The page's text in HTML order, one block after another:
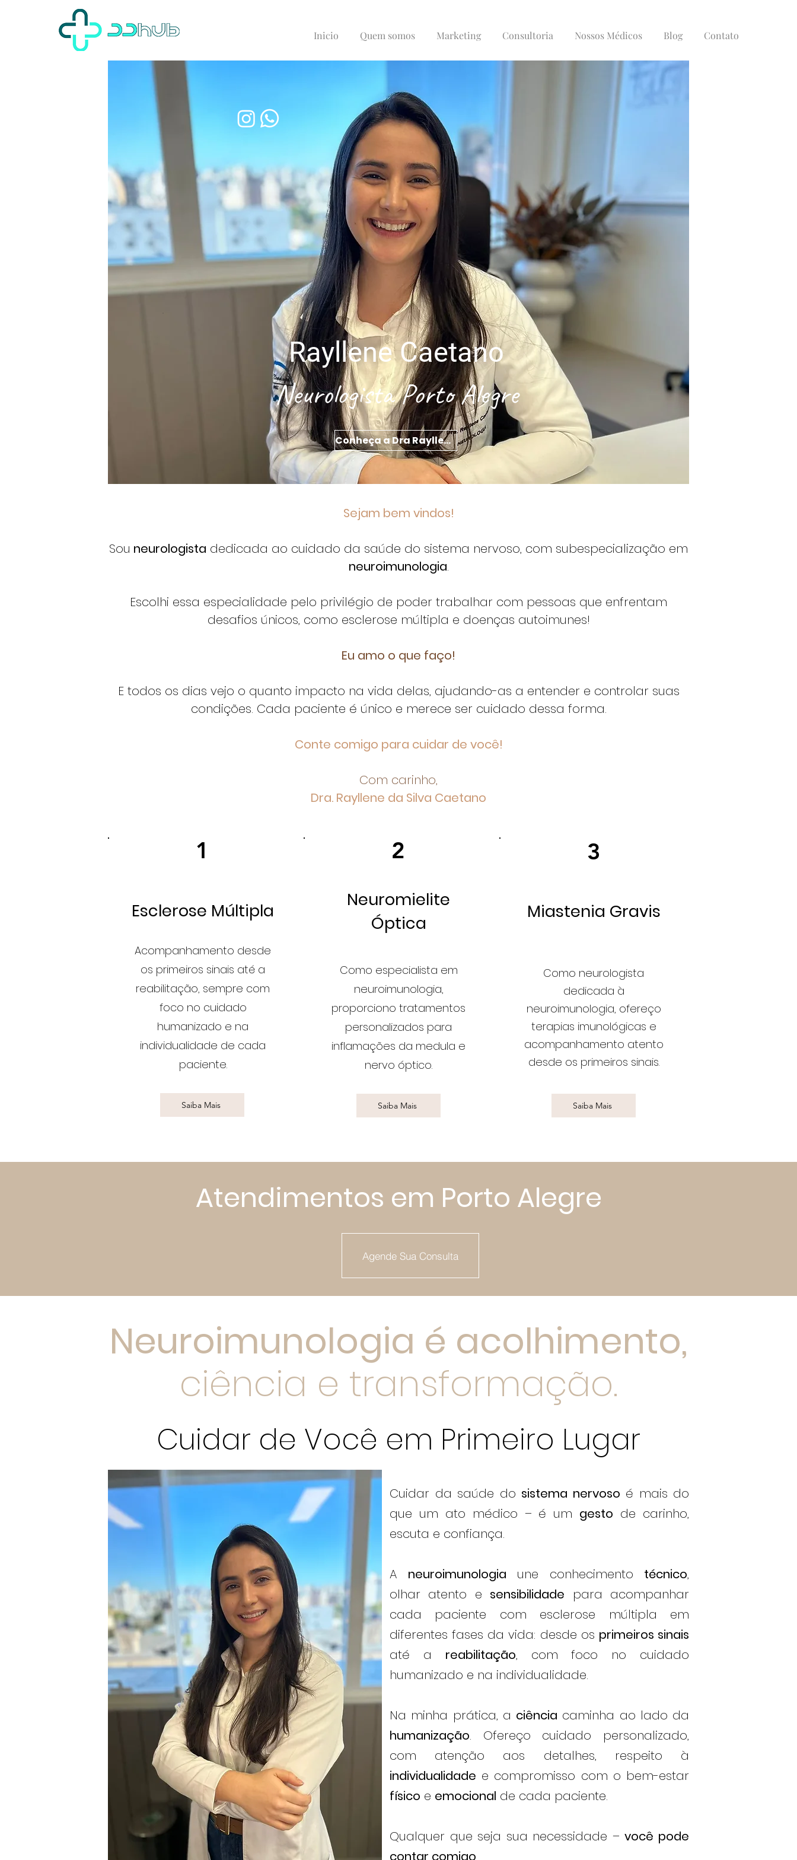
Inicio Quem somos Marketing Consultoria Nossos Médicos Blog Contato
Rayllene Caetano
Neurologista Porto Alegre
Conheça a Dra Rayllene
Sejam bem vindos!
Sou neurologista dedicada ao cuidado da saúde do sistema nervoso, com subespecialização em
neuroimunologia.
Escolhi essa especialidade pelo privilégio de poder trabalhar com pessoas que enfrentam
desafios únicos, como esclerose múltipla e doenças autoimunes!
Eu amo o que faço!
E todos os dias vejo o quanto impacto na vida delas, ajudando-as a entender e controlar suas
condições. Cada paciente é único e merece ser cuidado dessa forma.
Conte comigo para cuidar de você!
Com carinho,
Dra. Rayllene da Silva Caetano
1
Esclerose Múltipla
Acompanhamento desde
os primeiros sinais até a
reabilitação, sempre com
foco no cuidado
humanizado e na
individualidade de cada
paciente.
Saiba Mais
2
Neuromielite
Óptica
Como especialista em
neuroimunologia,
proporciono tratamentos
personalizados para
inflamações da medula e
nervo óptico.
Saiba Mais
3
Miastenia Gravis
Como neurologista
dedicada à
neuroimunologia, ofereço
terapias imunológicas e
acompanhamento atento
desde os primeiros sinais.
Saiba Mais
Atendimentos em Porto Alegre
Agende Sua Consulta
Neuroimunologia é acolhimento,
ciência e transformação.
Cuidar de Você em Primeiro Lugar
Cuidar da saúde do sistema nervoso é mais do
que um ato médico – é um gesto de carinho,
escuta e confiança.
A neuroimunologia une conhecimento técnico,
olhar atento e sensibilidade para acompanhar
cada paciente com esclerose múltipla em
diferentes fases da vida: desde os primeiros sinais
até a reabilitação, com foco no cuidado
humanizado e na individualidade.
Na minha prática, a ciência caminha ao lado da
humanização. Ofereço cuidado personalizado,
com atenção aos detalhes, respeito à
individualidade e compromisso com o bem-estar
físico e emocional de cada paciente.
Qualquer que seja sua necessidade –você pode
contar comigo